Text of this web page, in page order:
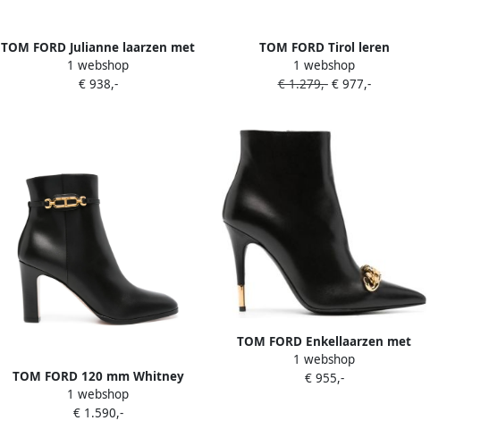
TOM FORD Julianne laarzen met
puntige neus Zwart
1 webshop
€ 938,-
TOM FORD Tirol leren
enkellaarzen Zwart
1 webshop
€ 1.279,-€ 977,-
TOM FORD 120 mm Whitney
laarzen Zwart
1 webshop
€ 1.590,-
TOM FORD Enkellaarzen met
kettingdetail Zwart
1 webshop
€ 955,-